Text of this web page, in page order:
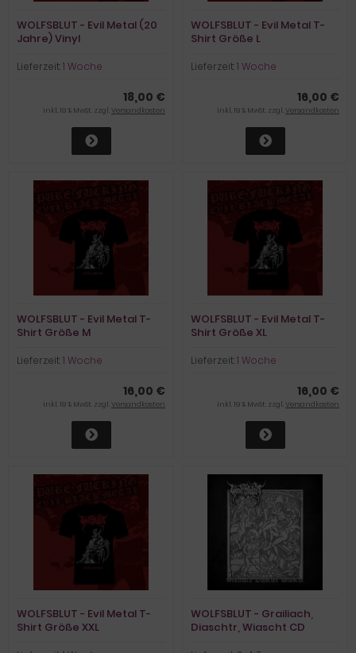
WOLFSBLUT - Evil Metal (20
Jahre) Vinyl
Lieferzeit:1 Woche
18,00 €
inkl. 19 % MwSt. zzgl.Versandkosten
WOLFSBLUT - Evil Metal T-
Shirt Größe L
Lieferzeit:1 Woche
16,00 €
inkl. 19 % MwSt. zzgl.Versandkosten
WOLFSBLUT - Evil Metal T-
Shirt Größe M
Lieferzeit:1 Woche
16,00 €
inkl. 19 % MwSt. zzgl.Versandkosten
WOLFSBLUT - Evil Metal T-
Shirt Größe XL
Lieferzeit:1 Woche
16,00 €
inkl. 19 % MwSt. zzgl.Versandkosten
WOLFSBLUT - Evil Metal T-
Shirt Größe XXL
WOLFSBLUT - Grailiach,
Diaschtr, Wiascht CD